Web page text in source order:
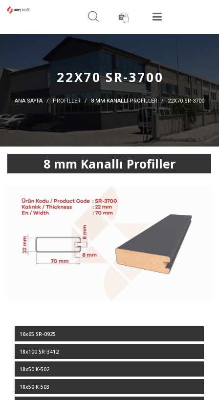
ARAMA YAPINMENÜ
22X70 SR-3700
ANA SAYFA PROFİLLER 8 MM KANALLI PROFILLER 22X70 SR-3700
8 mm Kanallı Profiller
16x65 SR-0925
18x100 SR-3412
18x50 K-502
18x50 K-503